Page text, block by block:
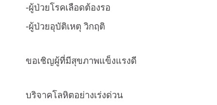
-ผู้ป่วยโรคเลือดต้องรอ
-ผู้ป่วยอุบัติเหตุ วิกฤติ
ขอเชิญผู้ที่มีสุขภาพแข็งแรงดี
บริจาคโลหิตอย่างเร่งด่วน